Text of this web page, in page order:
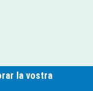
la vostra